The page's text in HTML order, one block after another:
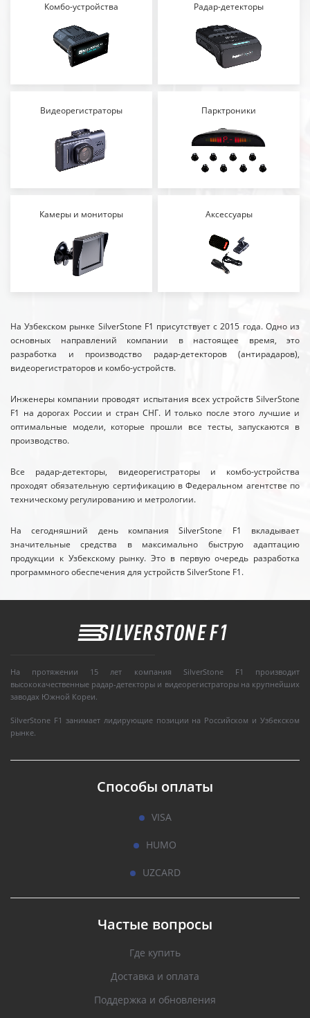
Комбо-устройства Радар-детекторы
Видеорегистраторы Парктроники
Камеры и мониторы Аксессуары
На Узбекском рынке SilverStone F1 присутствует с 2015 года. Одно из
основных направлений компании в настоящее время, это
разработка и производство радар-детекторов (антирадаров),
видеорегистраторов и комбо-устройств.
Инженеры компании проводят испытания всех устройств SilverStone
F1 на дорогах России и стран СНГ. И только после этого лучшие и
оптимальные модели, которые прошли все тесты, запускаются в
производство.
Все радар-детекторы, видеорегистраторы и комбо-устройства
проходят обязательную сертификацию в Федеральном агентстве по
техническому регулированию и метрологии.
На сегодняшний день компания SilverStone F1 вкладывает
значительные средства в максимально быструю адаптацию
продукции к Узбекскому рынку. Это в первую очередь разработка
программного обеспечения для устройств SilverStone F1.
На протяжении 15 лет компания SilverStone F1 производит
высококачественные радар-детекторы и видеорегистраторы на крупнейших
заводах Южной Кореи.
SilverStone F1 занимает лидирующие позиции на Российском и Узбекском
рынке.
Способы оплаты
VISA
HUMO
UZCARD
Частые вопросы
Где купить
Доставка и оплата
Поддержка и обновления